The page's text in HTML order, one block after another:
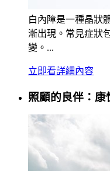
白內障是一種晶狀
漸出現。常見症狀
變。...
立即看詳細內容
照顧的良伴：康